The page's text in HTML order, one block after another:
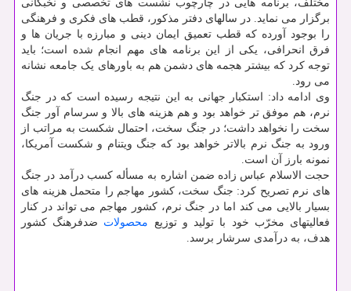
مختلف، برنامه هایی در چارچوب نشست های تخصصی و نخبگانی
برگزار می نماید. در سالهای دفتر مذکور، قطب های فکری و فرهنگی
را بوجود آورده که قطب تعمیق ایمان دینی و مبارزه با جریان ها و
فرق انحرافی، یکی از این برنامه های مهم انجام شده است؛ باید
توجه کرد که بیشتر هجمه های دشمن هم به باورهای یک جامعه نشانه
می رود.
وی ادامه داد: استکبار جهانی به این نتیجه رسیده است که در جنگ
نرم، هم موفق تر خواهد بود و هم هزینه های بالا و سرسام آور جنگ
سخت را نخواهد داشت؛ در جنگ سخت، احتمال شکست به مراتب از
ورود به جنگ نرم بالاتر خواهد بود که جنگ ویتنام و شکست آمریکا،
نمونه بارز آن است.
حجت الاسلام عباس زاده ضمن اشاره به مسأله کسب درآمد در جنگ
های نرم تصریح کرد: جنگ سخت، کشور مهاجم را متحمل هزینه های
بسیار بالایی می کند اما در جنگ نرم، کشور مهاجم می تواند در کنار
فعالیتهای مخرّب خود با تولید و توزیع محصولات ضدفرهنگ کشور
هدف، به درآمدی سرشار برسد.